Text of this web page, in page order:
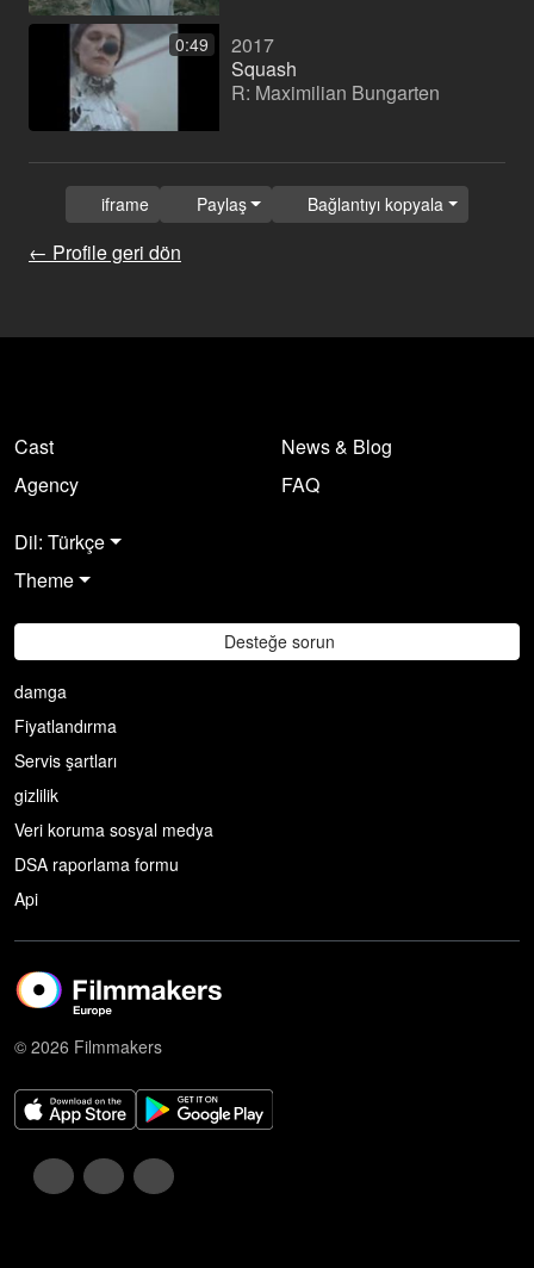
0:49
2017
Squash
R: Maximilian Bungarten
← Profile geri dön
iframe Paylaş Bağlantıyı kopyala
Cast
Agency
News & Blog
FAQ
Dil: Türkçe
Theme
Desteğe sorun
damga
Fiyatlandırma
Servis şartları
gizlilik
Veri koruma sosyal medya
DSA raporlama formu
Api
© 2026 Filmmakers